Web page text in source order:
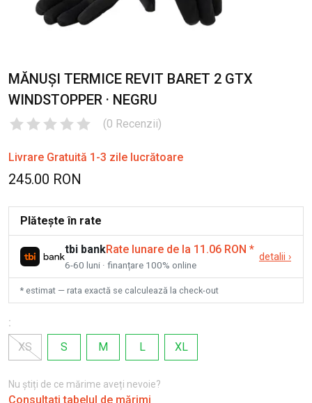
MĂNUȘI TERMICE REVIT BARET 2 GTX
WINDSTOPPER · NEGRU
(0 Recenzii)
Livrare Gratuită 1-3 zile lucrătoare
245.00 RON
Plătește în rate
tbi bankRate lunare de la 11.06 RON *
6-60 luni · finanțare 100% online
detalii ›
* estimat — rata exactă se calculează la check-out
:
XS
S M L XL
Nu știți de ce mărime aveți nevoie?
Consultați tabelul de mărimi